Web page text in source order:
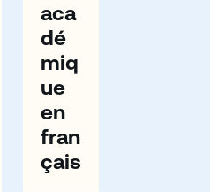
aca
dé
miq
ue
en
fran
çais